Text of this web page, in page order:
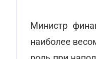
Министр
наиболее